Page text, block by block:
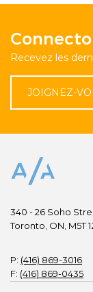
Recevez les
JOIGNEZ-
340 - 26 Soho
Toronto, ON, M5T
P: (416) 869-3016
F: (416) 869-0435